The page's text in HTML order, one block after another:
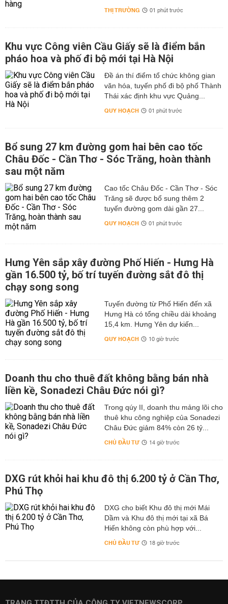
THỊ TRƯỜNG 01 phút trước
Khu vực Công viên Cầu Giấy sẽ là điểm bắn
pháo hoa và phố đi bộ mới tại Hà Nội
Đề án thí điểm tổ chức không gian
văn hóa, tuyến phố đi bộ phố Thành
Thái xác định khu vực Quảng...
QUY HOẠCH 01 phút trước
Bổ sung 27 km đường gom hai bên cao tốc
Châu Đốc - Cần Thơ - Sóc Trăng, hoàn thành
sau một năm
Cao tốc Châu Đốc - Cần Thơ - Sóc
Trăng sẽ được bổ sung thêm 2
tuyến đường gom dài gần 27...
QUY HOẠCH 01 phút trước
Hưng Yên sắp xây đường Phố Hiến - Hưng Hà
gần 16.500 tỷ, bố trí tuyến đường sắt đô thị
chạy song song
Tuyến đường từ Phố Hiến đến xã
Hưng Hà có tổng chiều dài khoảng
15,4 km. Hưng Yên dự kiến...
QUY HOẠCH 10 giờ trước
Doanh thu cho thuê đất không bằng bán nhà
liền kề, Sonadezi Châu Đức nói gì?
Trong qúy II, doanh thu mảng lõi cho
thuê khu công nghiệp của Sonadezi
Châu Đức giảm 84% còn 26 tỷ...
CHỦ ĐẦU TƯ 14 giờ trước
DXG rút khỏi hai khu đô thị 6.200 tỷ ở Cần Thơ,
Phú Thọ
DXG cho biết Khu đô thị mới Mái
Dầm và Khu đô thị mới tại xã Bá
Hiến không còn phù hợp với...
CHỦ ĐẦU TƯ 18 giờ trước